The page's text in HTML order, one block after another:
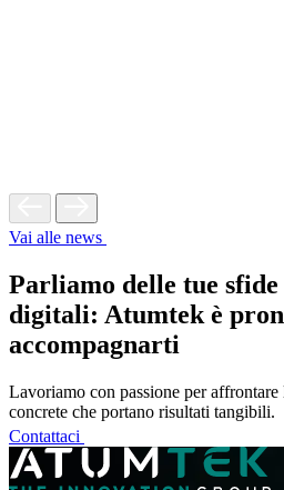
Vai alle news
Parliamo delle tue
digitali: Atumtek è
accompagnarti
Lavoriamo con passione per
concrete che portano risultati tangibili.
Contattaci